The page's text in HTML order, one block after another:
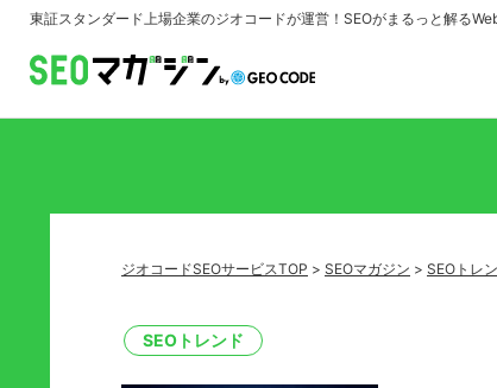
東証スタンダード上場企業のジオコードが運営！ SEOがまるっと解る
ジオコードSEOサービスTOP > SEOマガジン > SEOトレ
SEOトレンド